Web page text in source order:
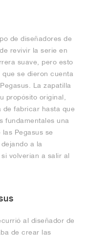
de diseñadores de
revivir la serie en
suave, pero esto
se dieron cuenta
La zapatilla
propósito original,
de fabricar hasta que
fundamentales una
Pegasus se
a la
volverían a salir al
al diseñador de
de crear las